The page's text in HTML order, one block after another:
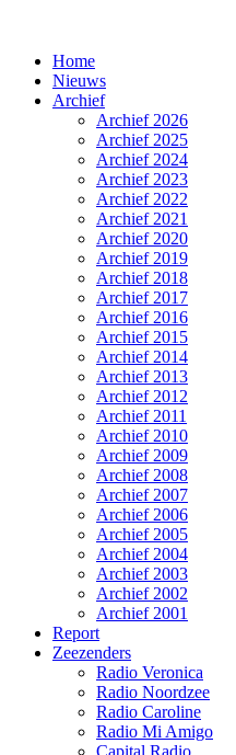
Home
Nieuws
Archief
Archief 2026
Archief 2025
Archief 2024
Archief 2023
Archief 2022
Archief 2021
Archief 2020
Archief 2019
Archief 2018
Archief 2017
Archief 2016
Archief 2015
Archief 2014
Archief 2013
Archief 2012
Archief 2011
Archief 2010
Archief 2009
Archief 2008
Archief 2007
Archief 2006
Archief 2005
Archief 2004
Archief 2003
Archief 2002
Archief 2001
Report
Zeezenders
Radio Veronica
Radio Noordzee
Radio Caroline
Radio Mi Amigo
Capital Radio